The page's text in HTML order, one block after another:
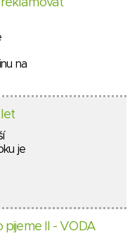
na
je
pijeme II - VODA